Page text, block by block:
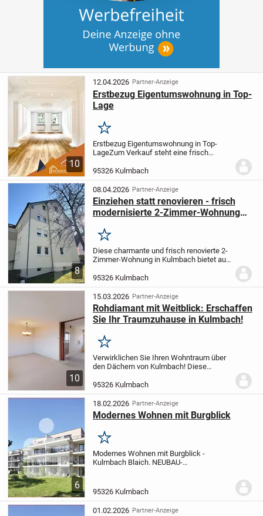
10
12.04.2026 Partner-Anzeige
Erstbezug Eigentumswohnung in Top-
Lage
Merken
Erstbezug Eigentumswohnung in Top-
LageZum Verkauf steht eine frisch
Kulmbach.Die Wohnung befindet sich im
1. Obergeschoss eines
Dreiparteienwohnhauses. Die...
95326 Kulmbach
8
08.04.2026 Partner-Anzeige
Einziehen statt renovieren - frisch
modernisierte 2-Zimmer-Wohnung
Merken
Diese charmante und frisch renovierte 2-
Zimmer-Wohnung in Kulmbach bietet auf
Raumkonzept und ein rundum stimmiges
Wohngefühl.Bereits beim Betreten der
Wohnung...
95326 Kulmbach
10
15.03.2026 Partner-Anzeige
Rohdiamant mit Weitblick: Erschaffen
Sie Ihr Traumzuhause in Kulmbach!
Merken
Verwirklichen Sie Ihren Wohntraum über
den Dächern von Kulmbach! Diese
Eigentumswohnung im 4. Obergeschoss
eines gepflegten Mehrfamilienhauses
(Baujahr 1963) wartet...
95326 Kulmbach
6
18.02.2026 Partner-Anzeige
Modernes Wohnen mit Burgblick
Merken
Modernes Wohnen mit Burgblick -
Kulmbach Blaich. NEUBAU-
Zimmer-Wohnungen mit moderner
Wohnungsgr...
95326 Kulmbach
01.02.2026 Partner-Anzeige